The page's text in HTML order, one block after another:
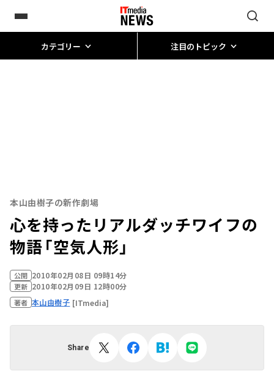
カテゴリー 注目のトピック
本山由樹子の新作劇場
心を持ったリアルダッチワイフの
物語――「空気人形」
公開 2010年02月08日 09時14分
更新 2010年02月09日 12時00分
著者 本山由樹子 [ITmedia]
Share